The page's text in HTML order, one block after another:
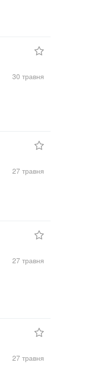
30 травня
27 травня
27 травня
27 травня